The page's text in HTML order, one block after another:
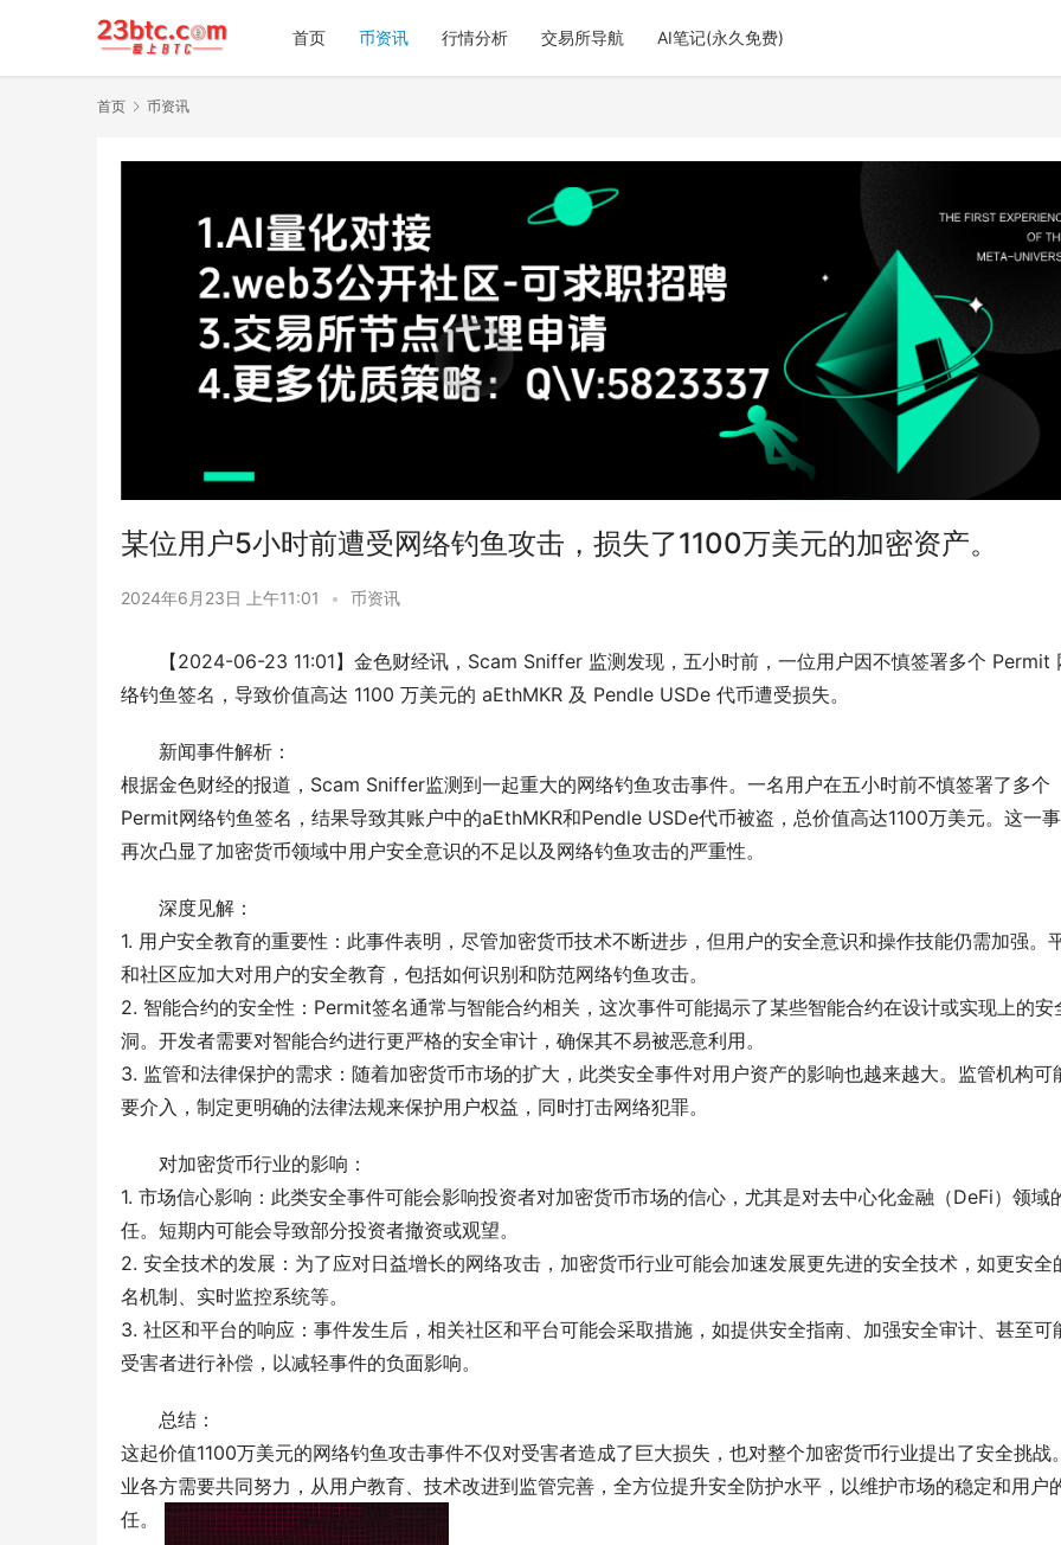
首页 币资讯 行情分析 交易所导航 AI笔记(永久免费)
首页 币资讯
某位用户5小时前遭受网络钓鱼攻击，损失了1100万美元的加密资产。
2024年6月23日 上午11:01 • 币资讯
【2024-06-23 11:01】金色财经讯，Scam Sniffer 监测发现，五小时前，一位用户因不慎签署多个 Permit
络钓鱼签名，导致价值高达 1100 万美元的 aEthMKR 及 Pendle USDe 代币遭受损失。
新闻事件解析：
根据金色财经的报道，Scam Sniffer监测到一起重大的网络钓鱼攻击事件。一名用户在五小时前不慎签署了多个
Permit网络钓鱼签名，结果导致其账户中的aEthMKR和Pendle USDe代币被盗，总价值高达1100万美元。这一
再次凸显了加密货币领域中用户安全意识的不足以及网络钓鱼攻击的严重性。
深度见解：
1. 用户安全教育的重要性：此事件表明，尽管加密货币技术不断进步，但用户的安全意识和操作技能仍需加强。
和社区应加大对用户的安全教育，包括如何识别和防范网络钓鱼攻击。
2. 智能合约的安全性：Permit签名通常与智能合约相关，这次事件可能揭示了某些智能合约在设计或实现上的安
洞。开发者需要对智能合约进行更严格的安全审计，确保其不易被恶意利用。
3. 监管和法律保护的需求：随着加密货币市场的扩大，此类安全事件对用户资产的影响也越来越大。监管机构可
要介入，制定更明确的法律法规来保护用户权益，同时打击网络犯罪。
对加密货币行业的影响：
1. 市场信心影响：此类安全事件可能会影响投资者对加密货币市场的信心，尤其是对去中心化金融（DeFi）领域
任。短期内可能会导致部分投资者撤资或观望。
2. 安全技术的发展：为了应对日益增长的网络攻击，加密货币行业可能会加速发展更先进的安全技术，如更安全
名机制、实时监控系统等。
3. 社区和平台的响应：事件发生后，相关社区和平台可能会采取措施，如提供安全指南、加强安全审计、甚至可
受害者进行补偿，以减轻事件的负面影响。
总结：
这起价值1100万美元的网络钓鱼攻击事件不仅对受害者造成了巨大损失，也对整个加密货币行业提出了安全挑战
业各方需要共同努力，从用户教育、技术改进到监管完善，全方位提升安全防护水平，以维护市场的稳定和用户
任。